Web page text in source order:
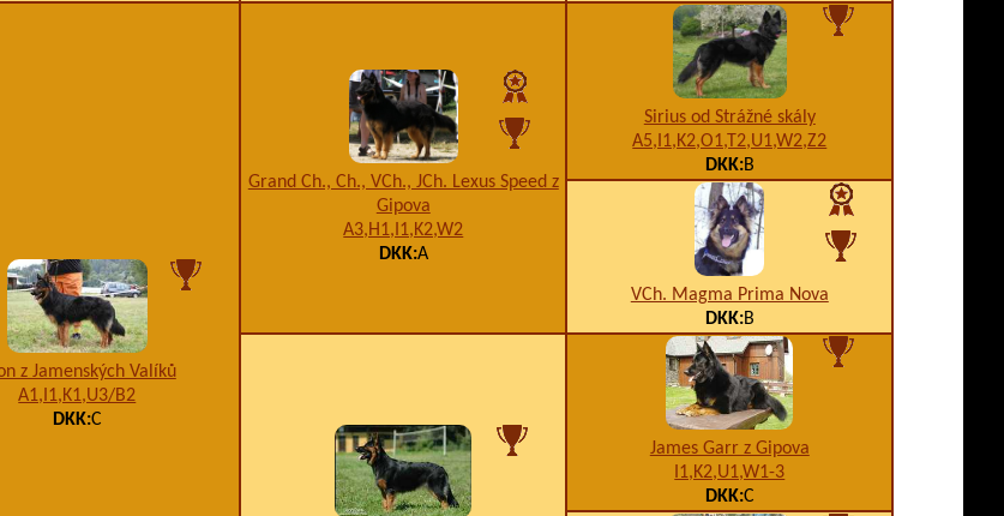
z Jamenských Valíků
A1,I1,K1,U3/B2
DKK:C
Grand Ch., Ch., VCh., JCh. Lexus Speed z
Gipova
A3,H1,I1,K2,W2
DKK:A
Sirius od Strážné skály
A5,I1,K2,O1,T2,U1,W2,Z2
DKK:B
VCh. Magma Prima Nova
DKK:B
James Garr z Gipova
I1,K2,U1,W1-3
DKK:C